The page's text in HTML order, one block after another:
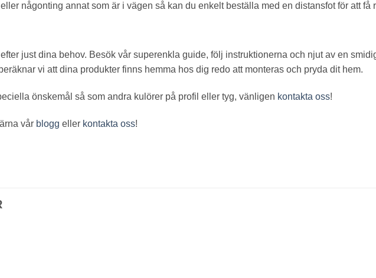
någonting annat som är i vägen så kan du enkelt beställa med en distansfot för att få
just dina behov. Besök vår superenkla guide, följ instruktionerna och njut av en
vi att dina produkter finns hemma hos dig redo att monteras och pryda dit hem.
önskemål så som andra kulörer på profil eller tyg, vänligen kontakta oss!
vår blogg eller kontakta oss!